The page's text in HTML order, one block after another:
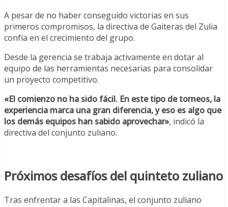
A pesar de no haber conseguido victorias en sus
primeros compromisos, la directiva de Gaiteras del Zulia
confía en el crecimiento del grupo.
Desde la gerencia se trabaja activamente en dotar al
equipo de las herramientas necesarias para consolidar
un proyecto competitivo.
«El comienzo no ha sido fácil. En este tipo de torneos, la
experiencia marca una gran diferencia, y eso es algo que
los demás equipos han sabido aprovechar», indicó la
directiva del conjunto zuliano.
Próximos desafíos del quinteto zuliano
Tras enfrentar a las Capitalinas, el conjunto zuliano